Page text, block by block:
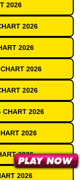
2026
2026
2026
2026
2026
CHART 2026
2026
2026
2026